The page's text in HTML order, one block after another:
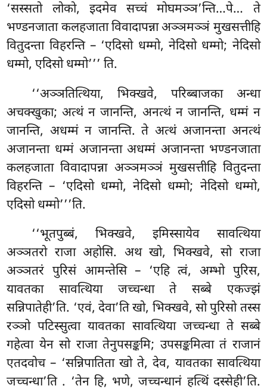
‘सस्सतो लोको, इदमेव सच्चं मोघमञ्ञ’न्ति…पे… ते
भण्डनजाता कलहजाता विवादापन्ना अञ्ञमञ्ञं मुखसत्तीहि
वितुदन्ता विहरन्ति – ‘एदिसो धम्मो, नेदिसो धम्मो; नेदिसो
धम्मो, एदिसो धम्मो’’’ ति.
‘‘अञ्ञतित्थिया, भिक्खवे, परिब्बाजका अन्धा
अचक्खुका; अत्थं न जानन्ति, अनत्थं न जानन्ति, धम्मं न
जानन्ति, अधम्मंन जानन्ति. ते अत्थं अजानन्ता अनत्थं
अजानन्ता धम्मं अजानन्ता अधम्मं अजानन्ता भण्डनजाता
कलहजाता विवादापन्ना अञ्ञमञ्ञं मुखसत्तीहि वितुदन्ता
विहरन्ति – ‘एदिसो धम्मो, नेदिसो धम्मो; नेदिसो धम्मो,
एदिसो धम्मो’’’ति.
‘‘भूतपुब्बं, भिक्खवे, इमिस्सायेव सावत्थिया
अञ्ञतरो राजा अहोसि. अथ खो, भिक्खवे, सो राजा
अञ्ञतरं पुरिसं आमन्तेसि – ‘एहि त्वं, अम्भो पुरिस,
यावतका सावत्थिया जच्चन्धा ते सब्बे एकज्झं
सन्निपातेही’ति. ‘एवं, देवा’ति खो, भिक्खवे, सो पुरिसोतस्स
रञ्ञो पटिस्सुत्वा यावतका सावत्थिया जच्चन्धा ते सब्बे
गहेत्वा येन सो राजा तेनुपसङ्कमि; उपसङ्कमित्वा तं राजानं
एतदवोच – ‘सन्निपातिता खो ते, देव, यावतका सावत्थिया
जच्चन्धा’ति . ‘तेन हि, भणे, जच्चन्धानं हत्थिं दस्सेही’ति.